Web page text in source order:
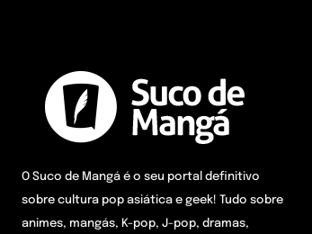
O Suco de Mangá é o seu portal definitivo
sobre cultura pop asiática e geek! Tudo sobre
animes, mangás, K-pop, J-pop, dramas,